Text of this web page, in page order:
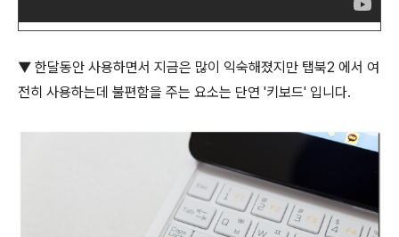
▼ 한달동안 사용하면서 지금은 많이 익숙해졌지만 탭북2 에서 여
전히 사용하는데 불편함을 주는 요소는 단연 '키보드' 입니다.